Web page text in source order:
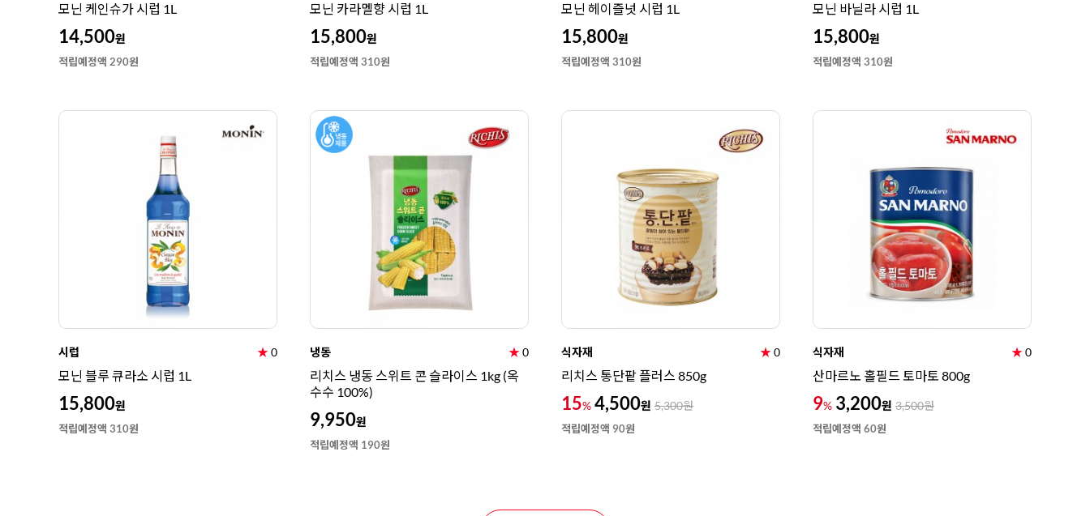
모닌 케인슈가 시럽 1L
14,500원
적립예정액 290원
모닌 카라멜향 시럽 1L
15,800원
적립예정액 310원
모닌 헤이즐넛 시럽 1L
15,800원
적립예정액 310원
모닌 바닐라 시럽 1L
15,800원
적립예정액 310원
시럽 ★0
모닌 블루 큐라소 시럽 1L
15,800원
적립예정액 310원
냉동 ★0
리치스 냉동 스위트 콘 슬라이스 1kg (옥
수수 100%)
9,950원
적립예정액 190원
식자재 ★0
리치스 통단팥 플러스 850g
15% 4,500원 5,300원
적립예정액 90원
식자재 ★0
산마르노 홀필드 토마토 800g
9% 3,200원 3,500원
적립예정액 60원